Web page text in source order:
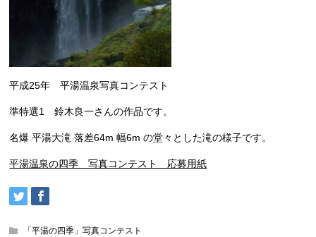
平成25年 平湯温泉写真コンテスト
準特選1 鈴木良一さんの作品です。
名爆 平湯大滝 落差64m 幅6m の堂々とした滝の様子です。
平湯温泉の四季 写真コンテスト 応募用紙
「平湯の四季」写真コンテスト